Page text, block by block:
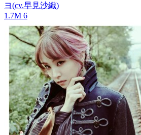
ヨ(cv.早見沙織)
1.7M 6